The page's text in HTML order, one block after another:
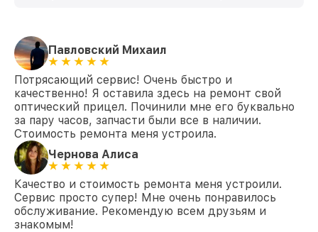
Павловский Михаил
Потрясающий сервис! Очень быстро и
качественно! Я оставила здесь на ремонт свой
оптический прицел. Починили мне его буквально
за пару часов, запчасти были все в наличии.
Стоимость ремонта меня устроила.
Чернова Алиса
Качество и стоимость ремонта меня устроили.
Сервис просто супер! Мне очень понравилось
обслуживание. Рекомендую всем друзьям и
знакомым!